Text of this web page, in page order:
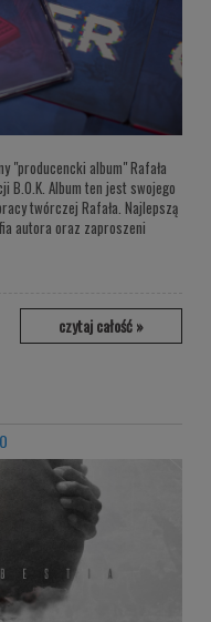
"producencki album" Rafała
B.O.K. Album ten jest swojego
twórczej Rafała. Najlepszą
autora oraz zaproszeni
czytaj całość »